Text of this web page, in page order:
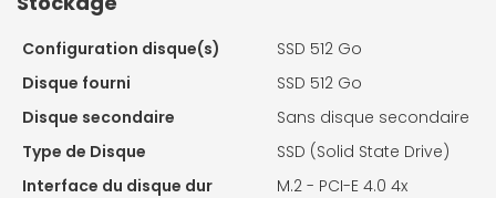
Configuration disque(s)
SSD 512 Go
Disque fourni
SSD 512 Go
Disque secondaire
Sans disque secondaire
Type de Disque
SSD (Solid State Drive)
Interface du disque dur
M.2 - PCI-E 4.0 4x